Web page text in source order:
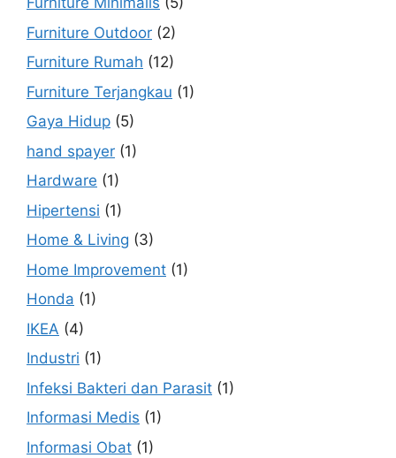
Furniture Outdoor (2)
Furniture Rumah (12)
Furniture Terjangkau (1)
Gaya Hidup (5)
hand spayer (1)
Hardware (1)
Hipertensi (1)
Home & Living (3)
Home Improvement (1)
Honda (1)
IKEA (4)
Industri (1)
Infeksi Bakteri dan Parasit (1)
Informasi Medis (1)
Informasi Obat (1)